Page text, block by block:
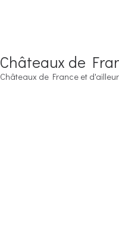
Châteaux de
Châteaux de France et